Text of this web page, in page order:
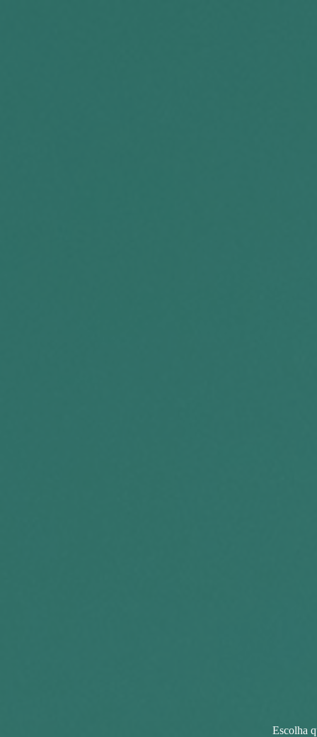
Escolha